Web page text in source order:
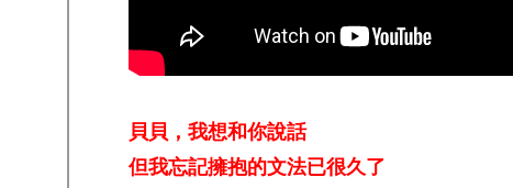
貝貝，我想和你說話
但我忘記擁抱的文法已很久了